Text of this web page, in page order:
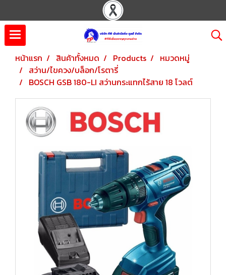
หน้าแรก สินค้าทั้งหมด Products
หมวดหมู่
สว่าน/ไขควง/บล็อก/โรตารี่
BOSCH GSB 180-LI สว่านกระแทกไร้สาย 18 โวลต์